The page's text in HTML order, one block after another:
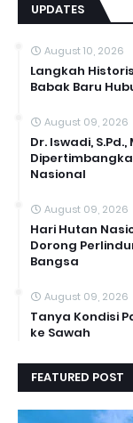
UPDATES
August 10, 2026
Langkah
Babak Baru
August 09, 2026
Dr. Iswadi,
Nasional
August 09, 2026
Hari Hutan
Dorong
Bangsa
August 09, 2026
Tanya Kondisi
ke Sawah
FEATURED POST